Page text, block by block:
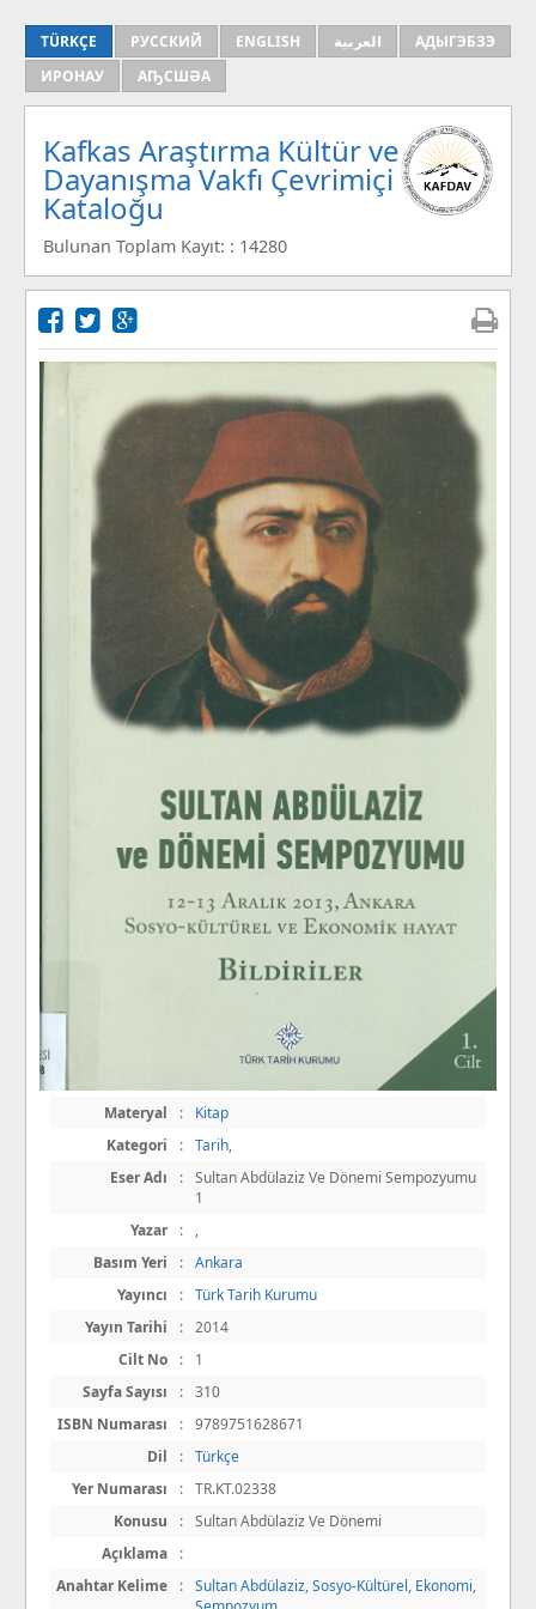
TÜRKÇE РУССКИЙ ENGLISH العربية
АДЫГЭБЗЭ
ИРОНАУ
АҦСШӘА
Kafkas Araştırma Kültür ve
Dayanışma Vakfı Çevrimiçi
Kataloğu
Bulunan Toplam Kayıt: : 14280
Materyal :
Kitap
Kategori
: Tarih,
Eser Adı
: Sultan Abdülaziz Ve Dönemi Sempozyumu
1
Yazar
:
,
Basım Yeri
: Ankara
Yayıncı
: Türk Tarih Kurumu
Yayın Tarihi
: 2014
Cilt No
:
1
Sayfa Sayısı
: 310
ISBN Numarası
: 9789751628671
Dil
: Türkçe
Yer Numarası
: TR.KT.02338
Konusu
: Sultan Abdülaziz Ve Dönemi
Açıklama
:
Anahtar Kelime
: Sultan Abdülaziz,Sosyo-Kültürel, Ekonomi,